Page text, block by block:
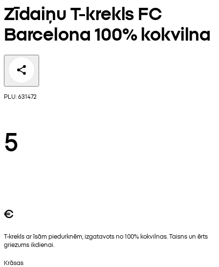
Zīdaiņu T-krekls FC
Barcelona 100% kokvilna
PLU: 631472
5
€
T-krekls ar īsām piedurknēm, izgatavots no 100% kokvilnas. Taisns un ērts
griezums ikdienai.
Krāsas